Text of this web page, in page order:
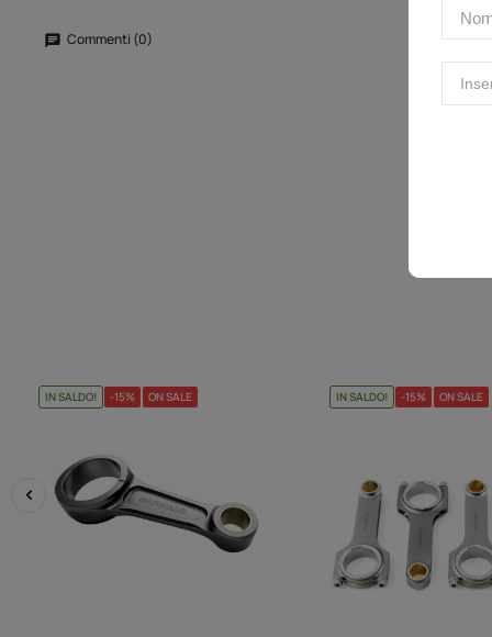
Commenti (0)
IN SALDO! -15% ON SALE IN SALDO! -15% ON SALE